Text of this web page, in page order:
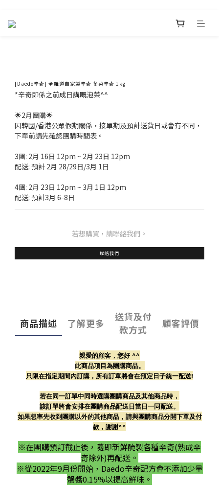
[Daedo辛奇] 全羅道自家製辛奇 冬菜辛奇 1kg
*辛奇即係之前成日講嘅泡菜^^
🌟2月團購🌟
因韓國/香港公眾假期關係，接單期及預計送貨日或會有不同，
下單前請先確認團購時間表。
3團: 2月 16日 12pm ~ 2月 23日 12pm
配送: 預計 2月 28/29日/3月 1日
4團: 2月 23日 12pm ~ 3月 1日 12pm
配送: 預計3月 6-8日
若想購買，請聯絡我們。
聯絡我們
商品描述 了解更多
送貨及付
款方式
顧客評價
親愛的顧客，您好 ^^
此商品項目為團購商品。
只限在指定期間內訂購，所有訂單將會在預定日子統一配送!
若在同一訂單中同時選購團購商品及其他商品時，
該訂單將會安排在團購商品配送日當日一同配送。
如果想率先收到團購以外的其他商品，請與團購商品分開下單及付
款，謝謝^^
※在團購預訂截止後，隨即新鮮醃製各種辛奇(熟成辛
奇除外)再配送。
※從2022年9月份開始，Daedo辛奇配方會不添加少量
蟹醬0.15%以提高鮮味。